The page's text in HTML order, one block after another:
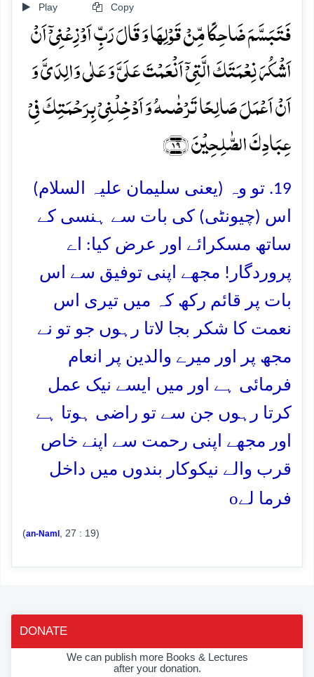
Play Copy
فَتَبَسَّمَ ضَاحِکًا مِّنۡ قَوۡلِہَا وَ قَالَ رَبِّ اَوۡزِعۡنِیۡۤ اَنۡ
اَشۡکُرَ نِعۡمَتَکَ الَّتِیۡۤ اَنۡعَمۡتَ عَلَیَّ وَ عَلٰی وَالِدَیَّ وَ
اَنۡ اَعۡمَلَ صَالِحًا تَرۡضٰىہُ وَ اَدۡخِلۡنِیۡ بِرَحۡمَتِکَ فِیۡ
عِبَادِکَ الصّٰلِحِیۡنَ ﴿۱۹﴾
19. تو وہ (یعنی سلیمان علیہ السلام)
اس (چیونٹی) کی بات سے ہنسی کے
ساتھ مسکرائے اور عرض کیا: اے
پروردگار! مجھے اپنی توفیق سے اس
بات پر قائم رکھ کہ میں تیری اس
نعمت کا شکر بجا لاتا رہوں جو تو نے
مجھ پر اور میرے والدین پر انعام
فرمائی ہے اور میں ایسے نیک عمل
کرتا رہوں جن سے تو راضی ہوتا ہے
اور مجھے اپنی رحمت سے اپنے خاص
قرب والے نیکوکار بندوں میں داخل
فرما لےo
(an-Naml , 27 : 19)
DONATE
We can publish more Books & Lectures
after your donation.